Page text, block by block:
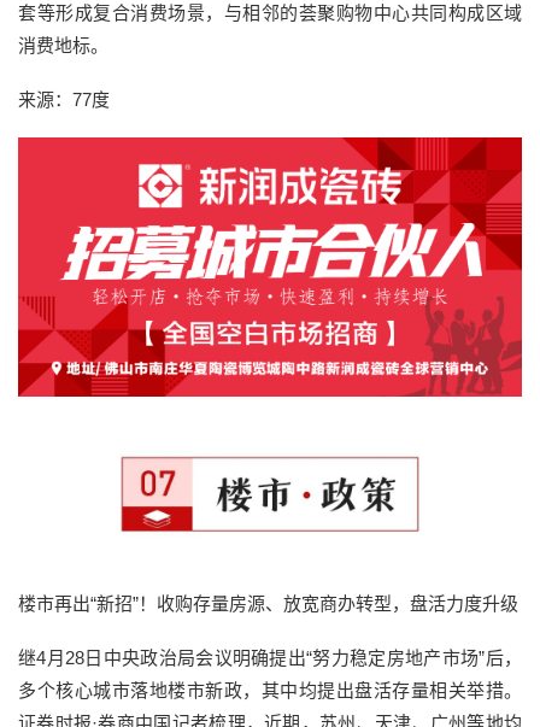
套等形成复合消费场景，与相邻的荟聚购物中心共同构成区域
消费地标。
来源：77度
楼市再出“新招”！收购存量房源、放宽商办转型，盘活力度升级
继4月28日中央政治局会议明确提出“努力稳定房地产市场”后，
多个核心城市落地楼市新政，其中均提出盘活存量相关举措。